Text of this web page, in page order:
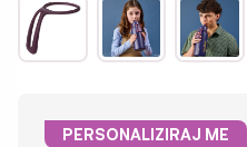
PERSONALIZIRAJ ME